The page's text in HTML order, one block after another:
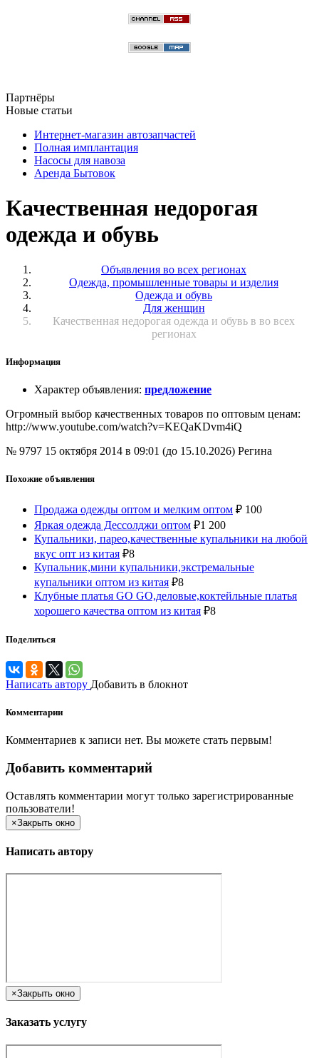
Партнёры
Новые статьи
Интернет-магазин автозапчастей
Полная имплантация
Насосы для навоза
Аренда Бытовок
Качественная недорогая
одежда и обувь
Объявления во всех регионах
Одежда, промышленные товары и изделия
Одежда и обувь
Для женщин
Качественная недорогая одежда и обувь в во всех
регионах
Информация
Характер объявления: предложение
Огромный выбор качественных товаров по оптовым ценам:
http://www.youtube.com/watch?v=KEQaKDvm4iQ
№ 9797 15 октября 2014 в 09:01 (до 15.10.2026) Регина
Похожие объявления
Продажа одежды оптом и мелким оптом ₽ 100
Яркая одежда Дессолджи оптом ₽1 200
Купальники, парео,качественные купальники на любой
вкус опт из китая ₽8
Купальник,мини купальники,экстремальные
купальники оптом из китая ₽8
Клубные платья GO GO,деловые,коктейльные платья
хорошего качества оптом из китая ₽8
Поделиться
Написать автору Добавить в блокнот
Комментарии
Комментариев к записи нет. Вы можете стать первым!
Добавить комментарий
Оставлять комментарии могут только зарегистрированные
пользователи!
×Закрыть окно
Написать автору
×Закрыть окно
Заказать услугу